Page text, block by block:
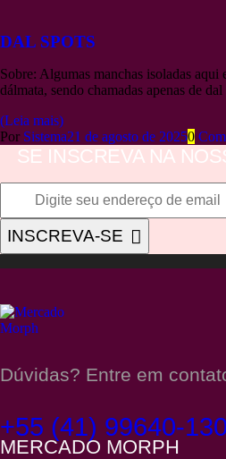
DAL SPOTS
Sobre: Algumas manchas isoladas aqui
dálmata, sendo chamadas apenas de dal
(Leia mais)
Por Sistema21 de agosto de 20250
SE INSCREVA NA
INSCREVA-SE
Dúvidas? Entre em
+55 (41) 99640-
MERCADO MORPH